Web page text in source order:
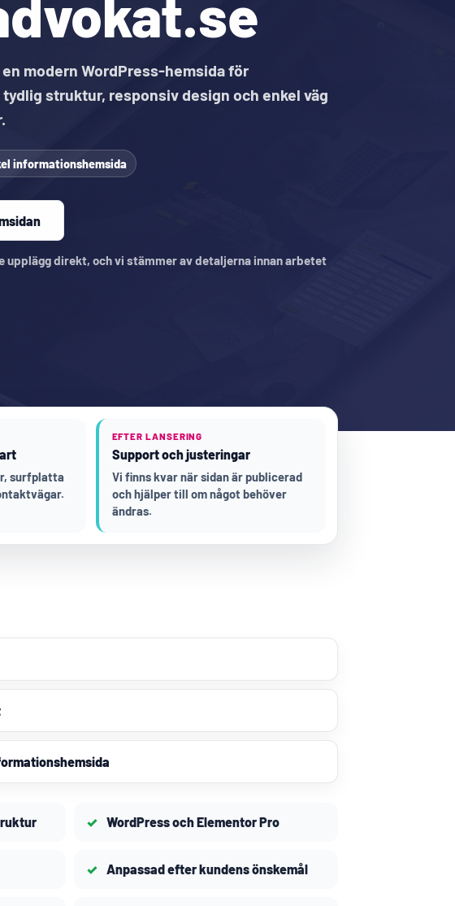
modern WordPress-hemsida för
struktur, responsiv design och enkel väg
informationshemsida
upplägg direkt, och vi stämmer av detaljerna innan arbetet
surfplatta
EFTER LANSERING
Support och justeringar
Vi finns kvar när sidan är publicerad
och hjälper till om något behöver
ändras.
WordPress och Elementor Pro
Anpassad efter kundens önskemål